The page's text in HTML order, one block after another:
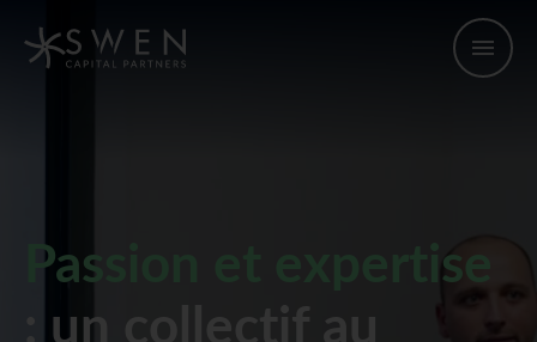
Passion et expertise
: un collectif au